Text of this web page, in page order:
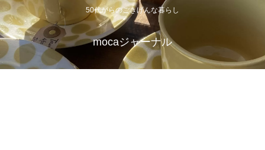
50代からのごきげんな暮らし
mocaジャーナル